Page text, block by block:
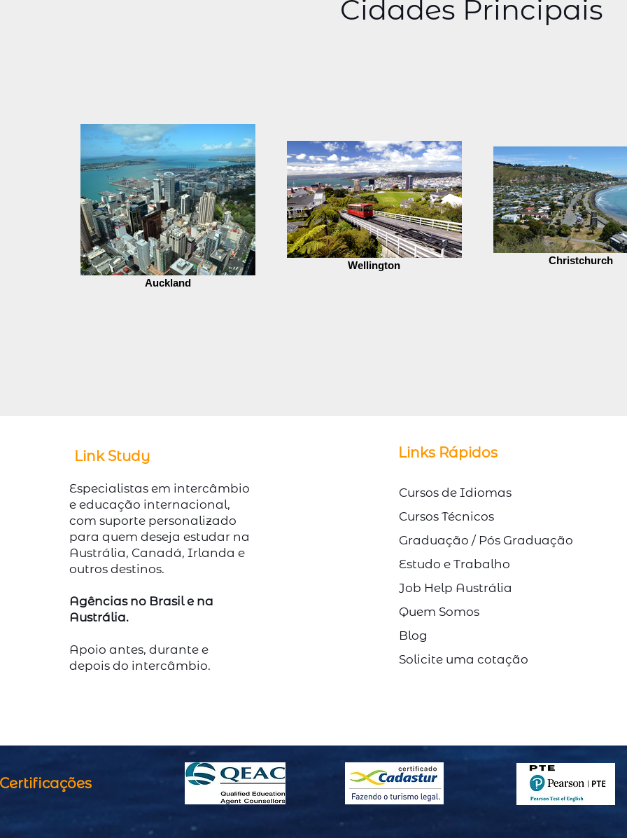
Cidades Principais
Auckland
Wellington Christchurch
© Direitos Autorais Link Study
Link Study
Especialistas em intercâmbio
e educação internacional,
com suporte personalizado
para quem deseja estudar na
Austrália, Canadá, Irlanda e
outros destinos.
Agências no Brasil e na
Austrália.
Apoio antes, durante e
depois do intercâmbio.
Links Rápidos
Cursos de Idiomas
Cursos Técnicos
Graduação / Pós Graduação
Estudo e Trabalho
Job Help Austrália
Quem Somos
Blog
Solicite uma cotação
Certificações